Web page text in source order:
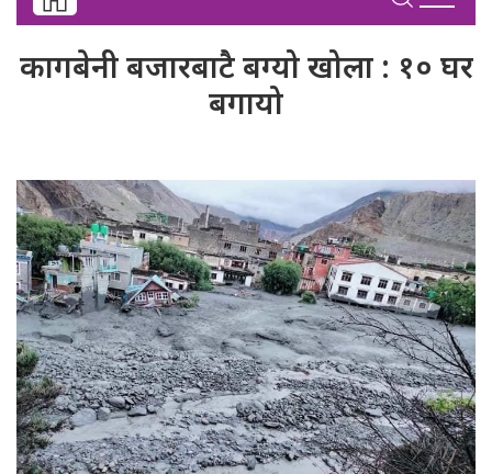
कागबेनी बजारबाटै बग्यो खोला : १० घर
बगायो